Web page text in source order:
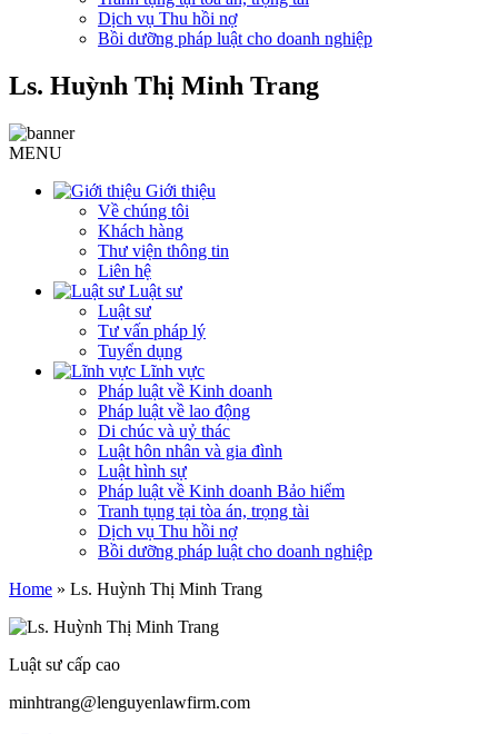
Dịch vụ Thu hồi nợ
Bồi dưỡng pháp luật cho doanh nghiệp
Ls. Huỳnh Thị Minh Trang
MENU
Giới thiệu
Về chúng tôi
Khách hàng
Thư viện thông tin
Liên hệ
Luật sư
Luật sư
Tư vấn pháp lý
Tuyển dụng
Lĩnh vực
Pháp luật về Kinh doanh
Pháp luật về lao động
Di chúc và uỷ thác
Luật hôn nhân và gia đình
Luật hình sự
Pháp luật về Kinh doanh Bảo hiểm
Tranh tụng tại tòa án, trọng tài
Dịch vụ Thu hồi nợ
Bồi dưỡng pháp luật cho doanh nghiệp
Home » Ls. Huỳnh Thị Minh Trang
Luật sư cấp cao
minhtrang@lenguyenlawfirm.com